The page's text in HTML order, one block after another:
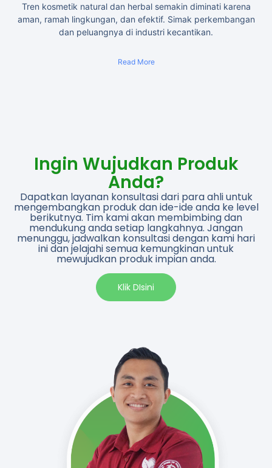
Tren kosmetik natural dan herbal semakin diminati karena
aman, ramah lingkungan, dan efektif. Simak perkembangan
dan peluangnya di industri kecantikan.
Read More
Ingin Wujudkan Produk
Anda?
Dapatkan layanan konsultasi dari para ahli untuk
mengembangkan produk dan ide-ide anda ke level
berikutnya. Tim kami akan membimbing dan
mendukung anda setiap langkahnya. Jangan
menunggu, jadwalkan konsultasi dengan kami hari
ini dan jelajahi semua kemungkinan untuk
mewujudkan produk impian anda.​
Klik DIsini